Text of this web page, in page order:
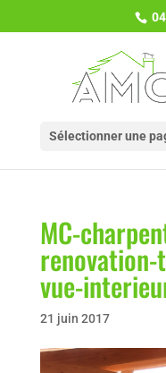
Sélectionner une
MC-
vue-
21 juin 2017